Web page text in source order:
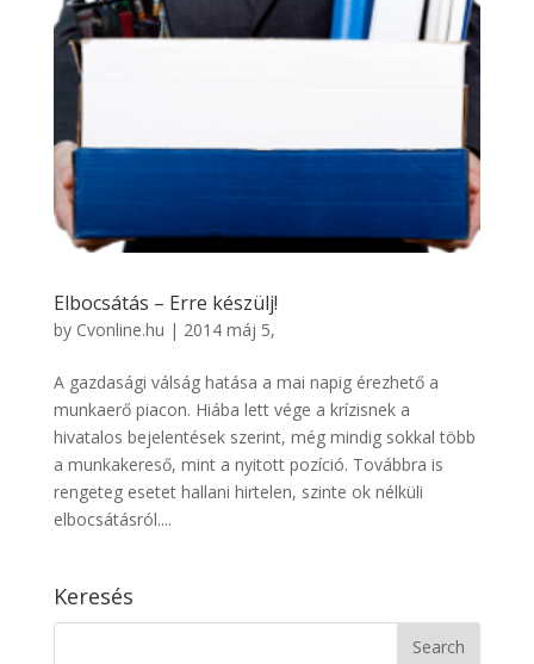
Elbocsátás – Erre készülj!
by Cvonline.hu | 2014 máj 5,
A gazdasági válság hatása a mai napig érezhető a
munkaerő piacon. Hiába lett vége a krízisnek a
hivatalos bejelentések szerint, még mindig sokkal több
a munkakereső, mint a nyitott pozíció. Továbbra is
rengeteg esetet hallani hirtelen, szinte ok nélküli
elbocsátásról....
Keresés